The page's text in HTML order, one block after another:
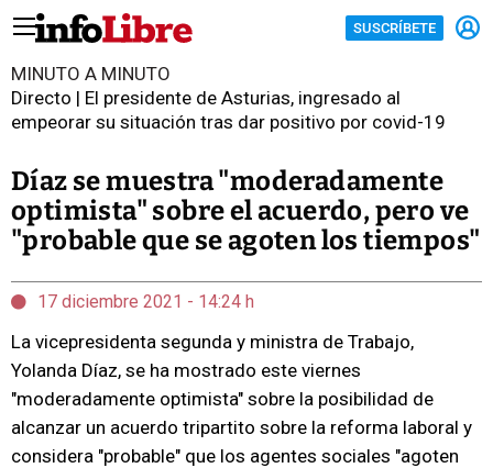
SUSCRÍBETE
MINUTO A MINUTO
Directo | El presidente de Asturias, ingresado al
empeorar su situación tras dar positivo por covid-19
Díaz se muestra "moderadamente
optimista" sobre el acuerdo, pero ve
"probable que se agoten los tiempos"
17 diciembre 2021 - 14:24 h
La vicepresidenta segunda y ministra de Trabajo,
Yolanda Díaz, se ha mostrado este viernes
"moderadamente optimista" sobre la posibilidad de
alcanzar un acuerdo tripartito sobre la reforma laboral y
considera "probable" que los agentes sociales "agoten